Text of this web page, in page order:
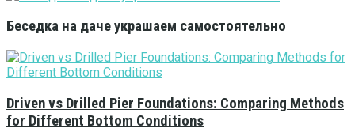
Беседка на даче украшаем самостоятельно
Driven vs Drilled Pier Foundations: Comparing Methods
for Different Bottom Conditions